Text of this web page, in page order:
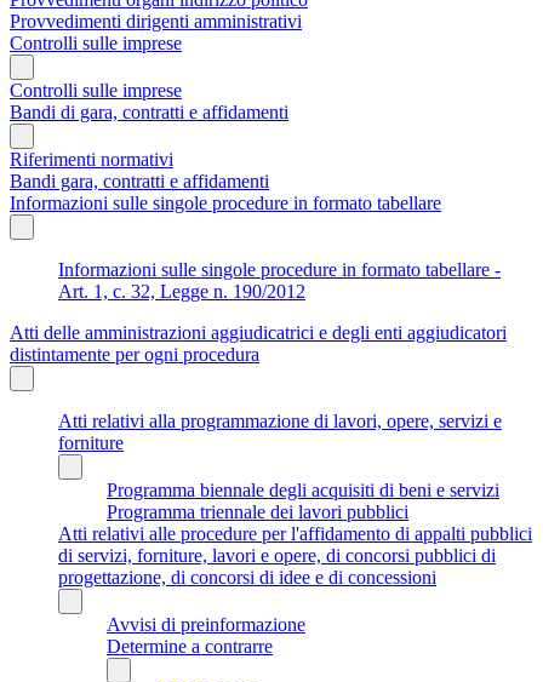
Provvedimenti dirigenti amministrativi
Controlli sulle imprese
Controlli sulle imprese
Bandi di gara, contratti e affidamenti
Riferimenti normativi
Bandi gara, contratti e affidamenti
Informazioni sulle singole procedure in formato tabellare
Informazioni sulle singole procedure in formato tabellare -
Art. 1, c. 32, Legge n. 190/2012
Atti delle amministrazioni aggiudicatrici e degli enti aggiudicatori
distintamente per ogni procedura
Atti relativi alla programmazione di lavori, opere, servizi e
forniture
Programma biennale degli acquisiti di beni e servizi
Programma triennale dei lavori pubblici
Atti relativi alle procedure per l'affidamento di appalti pubblici
di servizi, forniture, lavori e opere, di concorsi pubblici di
progettazione, di concorsi di idee e di concessioni
Avvisi di preinformazione
Determine a contrarre